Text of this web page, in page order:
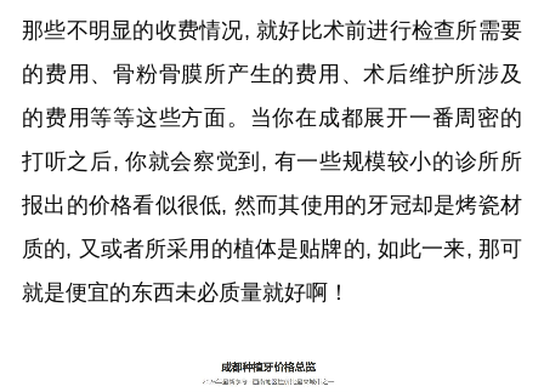
那些不明显的收费情况, 就好比术前进行检查所需要
的费用、骨粉骨膜所产生的费用、术后维护所涉及
的费用等等这些方面。当你在成都展开一番周密的
打听之后, 你就会察觉到, 有一些规模较小的诊所所
报出的价格看似很低, 然而其使用的牙冠却是烤瓷材
质的, 又或者所采用的植体是贴牌的, 如此一来, 那可
就是便宜的东西未必质量就好啊！